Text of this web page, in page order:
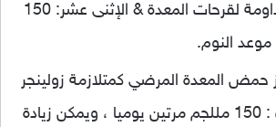
جرعة المداومة لقرحات المعدة & الإثنى عشر: 150
النوم.
حمض المعدة المرضي كمتلازمة زولينجر
– إليسون : 150 مللجم مرتين يوميا ، ويمكن زيادة